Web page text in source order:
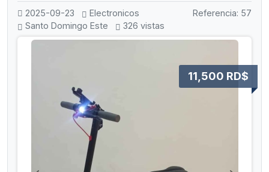
2025-09-23
Electronicos
Santo Domingo Este
326 vistas
Referencia: 57
11,500 RD$